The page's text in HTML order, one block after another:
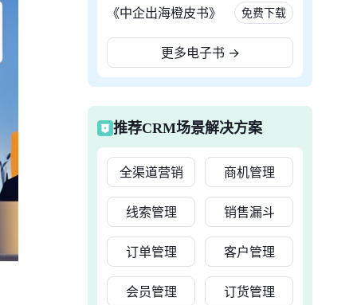
《中企出海橙皮书》 免费下载
更多电子书 →
推荐CRM场景解决方案
全渠道营销 商机管理
线索管理 销售漏斗
订单管理 客户管理
会员管理 订货管理